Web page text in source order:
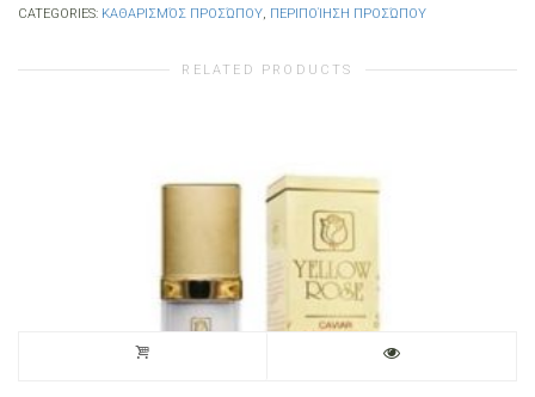
CATEGORIES: ΚΑΘΑΡΙΣΜΌΣ ΠΡΟΣΏΠΟΥ, ΠΕΡΙΠΟΊΗΣΗ ΠΡΟΣΏΠΟΥ
RELATED PRODUCTS